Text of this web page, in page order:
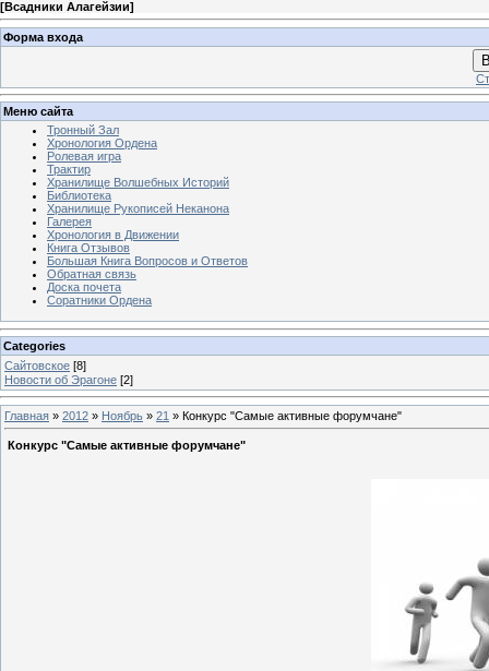
[Всадники Алагейзии]
Форма входа
Меню сайта
Тронный Зал
Хронология Ордена
Ролевая игра
Трактир
Хранилище Волшебных Историй
Библиотека
Хранилище Рукописей Неканона
Галерея
Хронология в Движении
Книга Отзывов
Большая Книга Вопросов и Ответов
Обратная связь
Доска почета
Соратники Ордена
Categories
Сайтовское [8]
Новости об Эрагоне [2]
Главная » 2012 » Ноябрь » 21 » Конкурс "Самые активные форумчане"
Конкурс "Самые активные форумчане"